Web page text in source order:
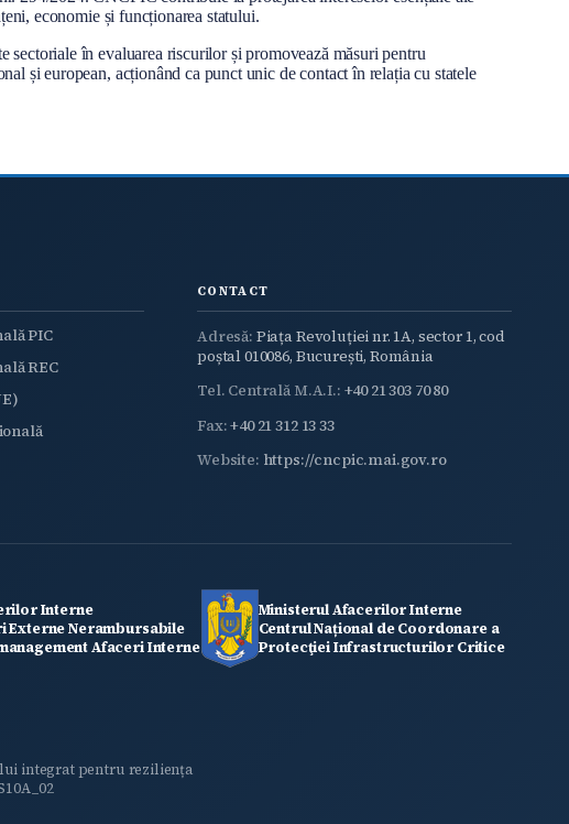
economie și funcționarea statului.
în evaluarea riscurilor și promovează măsuri pentru
și european, acționând ca punct unic de contact în relația cu statele
PIC
REC
CONTACT
Adresă: Piața Revoluției nr. 1A, sector 1, cod
poștal 010086, București, România
Tel. Centrală M.A.I.: +40 21 303 70 80
Fax:+40 21 312 13 33
Website: https://cncpic.mai.gov.ro
Interne
Externe Nerambursabile
Afaceri Interne
Ministerul Afacerilor Interne
Centrul Național de Coordonare a
Protecţiei Infrastructurilor Critice
integrat pentru reziliența